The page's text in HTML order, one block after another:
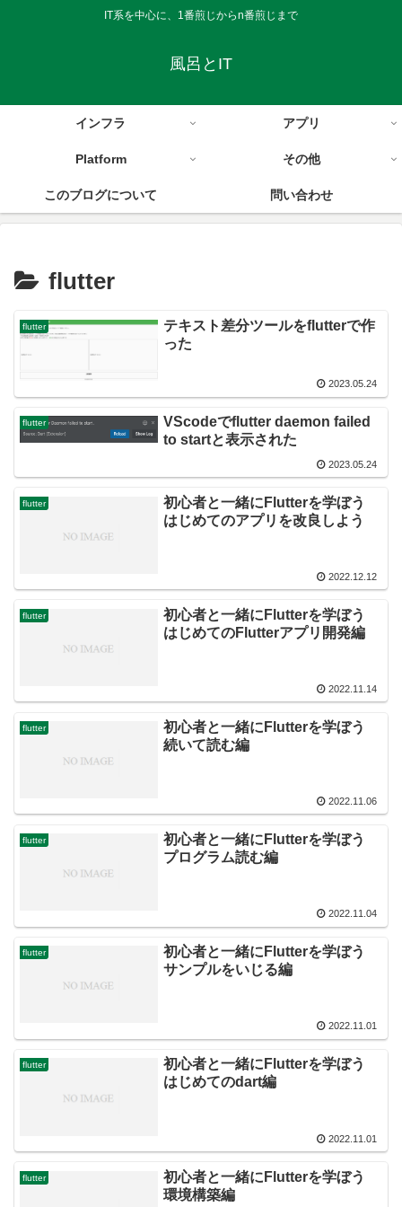
IT系を中心に、1番煎じからn番煎じまで
風呂とIT
インフラ アプリ
Platform その他
このブログについて 問い合わせ
flutter
flutter
テキスト差分ツールをflutterで作
った
2023.05.24
flutter
VScodeでflutter daemon failed
to startと表示された
2023.05.24
flutter
初心者と一緒にFlutterを学ぼう
はじめてのアプリを改良しよう
2022.12.12
flutter
初心者と一緒にFlutterを学ぼう
はじめてのFlutterアプリ開発編
2022.11.14
flutter
初心者と一緒にFlutterを学ぼう
続いて読む編
2022.11.06
flutter
初心者と一緒にFlutterを学ぼう
プログラム読む編
2022.11.04
flutter
初心者と一緒にFlutterを学ぼう
サンプルをいじる編
2022.11.01
flutter
初心者と一緒にFlutterを学ぼう
はじめてのdart編
2022.11.01
flutter
初心者と一緒にFlutterを学ぼう
環境構築編